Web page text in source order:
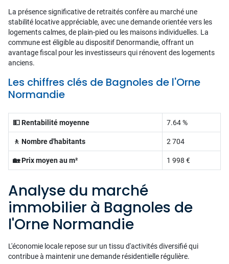
La présence significative de retraités confère au marché une
stabilité locative appréciable, avec une demande orientée vers les
logements calmes, de plain-pied ou les maisons individuelles. La
commune est éligible au dispositif Denormandie, offrant un
avantage fiscal pour les investisseurs qui rénovent des logements
anciens.
Les chiffres clés de Bagnoles de l'Orne
Normandie
💵 Rentabilité moyenne 7.64 %
🚶 Nombre d'habitants 2 704
🏡 Prix moyen au m² 1 998 €
Analyse du marché
immobilier à Bagnoles de
l'Orne Normandie
L'économie locale repose sur un tissu d'activités diversifié qui
contribue à maintenir une demande résidentielle régulière.